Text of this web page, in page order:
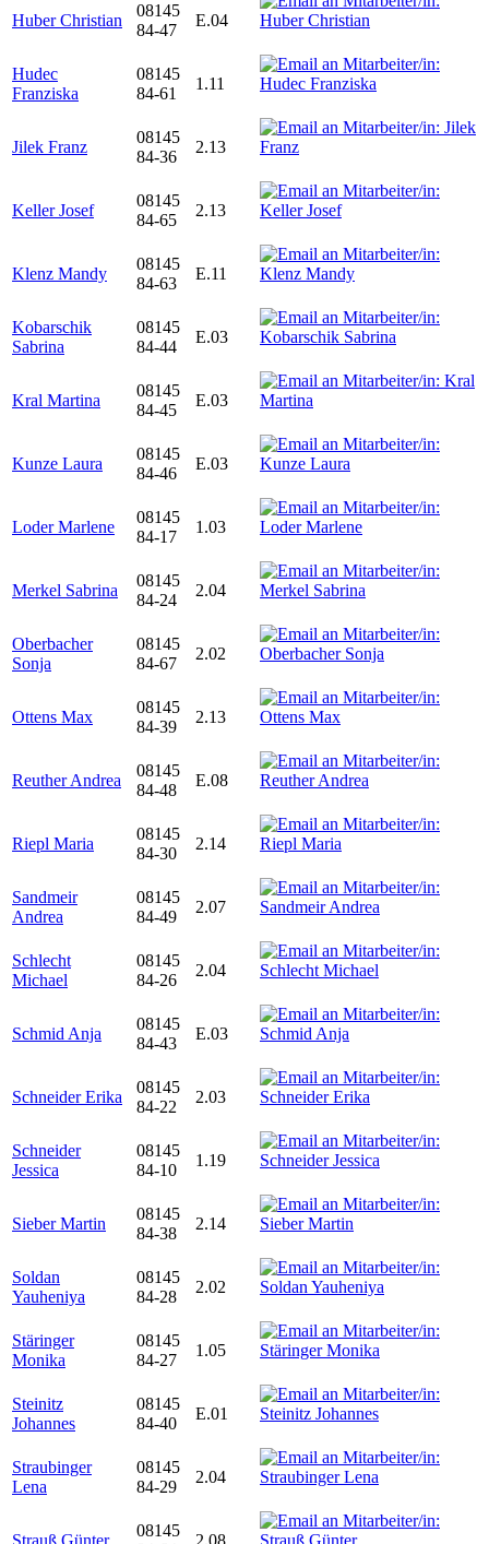
Huber Christian
08145
84-47
E.04
Hudec
Franziska
08145
84-61
1.11
Jilek Franz
08145
84-36
2.13
Keller Josef
08145
84-65
2.13
Klenz Mandy
08145
84-63
E.11
Kobarschik
Sabrina
08145
84-44
E.03
Kral Martina
08145
84-45
E.03
Kunze Laura
08145
84-46
E.03
Loder Marlene
08145
84-17
1.03
Merkel Sabrina
08145
84-24
2.04
Oberbacher
Sonja
08145
84-67
2.02
Ottens Max
08145
84-39
2.13
Reuther Andrea
08145
84-48
E.08
Riepl Maria
08145
84-30
2.14
Sandmeir
Andrea
08145
84-49
2.07
Schlecht
Michael
08145
84-26
2.04
Schmid Anja
08145
84-43
E.03
Schneider Erika
08145
84-22
2.03
Schneider
Jessica
08145
84-10
1.19
Sieber Martin
08145
84-38
2.14
Soldan
Yauheniya
08145
84-28
2.02
Stäringer
Monika
08145
84-27
1.05
Steinitz
Johannes
08145
84-40
E.01
Straubinger
Lena
08145
84-29
2.04
08145